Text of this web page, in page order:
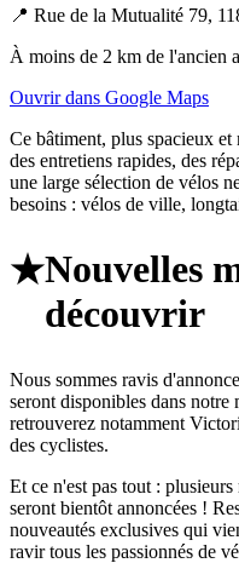
📍 Rue de la Mutualité 79,
À moins de 2 km de l'ancien
Ouvrir dans Google Maps
Ce bâtiment, plus spacieux
des entretiens rapides, des
une large sélection de vélos
besoins : vélos de ville,
★Nouvelles
découvrir
Nous sommes ravis
seront disponibles dans
retrouverez notamment
des cyclistes.
Et ce n'est pas tout : plusieurs
seront bientôt annoncées !
nouveautés exclusives qui
ravir tous les passionnés de